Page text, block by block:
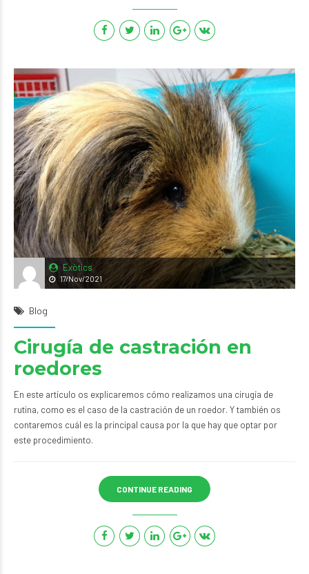
Exòtics
17/Nov/2021
Blog
Cirugía de castración en
roedores
En este artículo os explicaremos cómo realizamos una cirugí­a de
rutina, como es el caso de la castración de un roedor. Y también os
contaremos cuál es la principal causa por la que hay que optar por
este procedimiento.
CONTINUE READING